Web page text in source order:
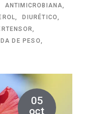
ANTIMICROBIANA
DIURÉTICO
DE PESO
05
oct